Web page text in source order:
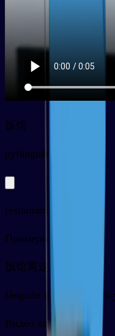
饭馆
pyfànguǎn
restaurant
Примеры
饭馆离这儿远不远？
fànguǎn lí zhèr yuǎn bù
Видео карточки